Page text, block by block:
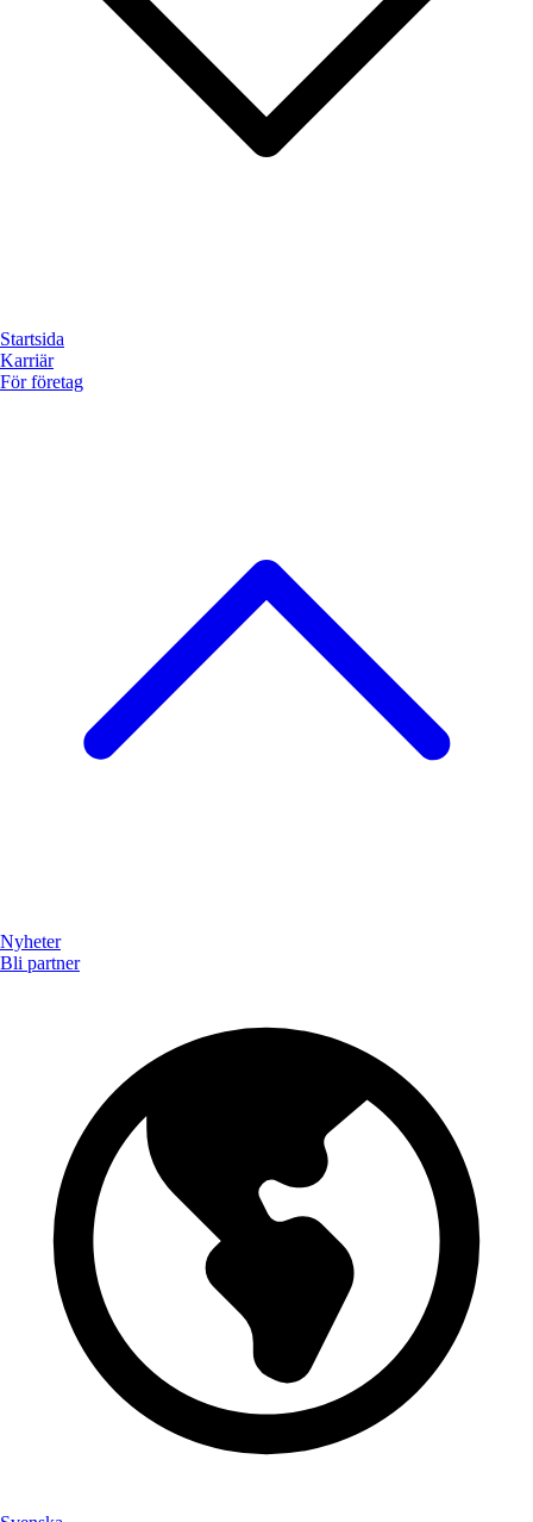
Startsida
Karriär
För företag
Nyheter
Bli partner